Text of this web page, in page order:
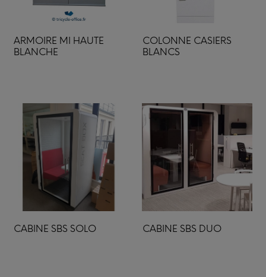
ARMOIRE MI HAUTE
BLANCHE
COLONNE CASIERS
BLANCS
CABINE SBS SOLO CABINE SBS DUO